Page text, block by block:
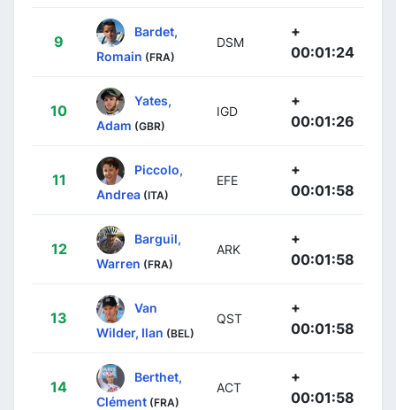
9
Bardet,
Romain (FRA)
DSM
+
00:01:24
10
Yates,
Adam (GBR)
IGD
+
00:01:26
11
Piccolo,
Andrea (ITA)
EFE
+
00:01:58
12
Barguil,
Warren (FRA)
ARK
+
00:01:58
13
Van
Wilder, Ilan (BEL)
QST
+
00:01:58
14
Berthet,
Clément (FRA)
ACT
+
00:01:58